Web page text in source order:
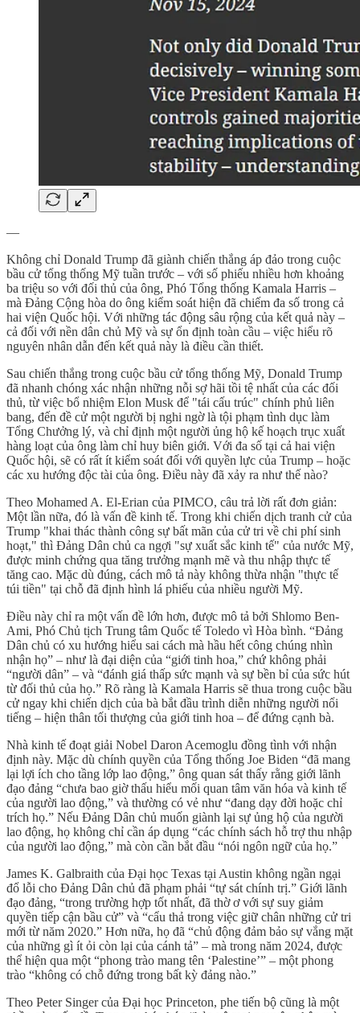
—
Không chỉ Donald Trump đã giành chiến thắng áp đảo trong cuộc
bầu cử tổng thống Mỹ tuần trước – với số phiếu nhiều hơn khoảng
ba triệu so với đối thủ của ông, Phó Tổng thống Kamala Harris –
mà Đảng Cộng hòa do ông kiểm soát hiện đã chiếm đa số trong cả
hai viện Quốc hội. Với những tác động sâu rộng của kết quả này –
cả đối với nền dân chủ Mỹ và sự ổn định toàn cầu – việc hiểu rõ
nguyên nhân dẫn đến kết quả này là điều cần thiết.
Sau chiến thắng trong cuộc bầu cử tổng thống Mỹ, Donald Trump
đã nhanh chóng xác nhận những nỗi sợ hãi tồi tệ nhất của các đối
thủ, từ việc bổ nhiệm Elon Musk để "tái cấu trúc" chính phủ liên
bang, đến đề cử một người bị nghi ngờ là tội phạm tình dục làm
Tổng Chưởng lý, và chỉ định một người ủng hộ kế hoạch trục xuất
hàng loạt của ông làm chỉ huy biên giới. Với đa số tại cả hai viện
Quốc hội, sẽ có rất ít kiểm soát đối với quyền lực của Trump – hoặc
các xu hướng độc tài của ông. Điều này đã xảy ra như thế nào?
Theo Mohamed A. El-Erian của PIMCO, câu trả lời rất đơn giản:
Một lần nữa, đó là vấn đề kinh tế. Trong khi chiến dịch tranh cử của
Trump "khai thác thành công sự bất mãn của cử tri về chi phí sinh
hoạt," thì Đảng Dân chủ ca ngợi "sự xuất sắc kinh tế" của nước Mỹ,
được minh chứng qua tăng trưởng mạnh mẽ và thu nhập thực tế
tăng cao. Mặc dù đúng, cách mô tả này không thừa nhận "thực tế
túi tiền" tại chỗ đã định hình lá phiếu của nhiều người Mỹ.
Điều này chỉ ra một vấn đề lớn hơn, được mô tả bởi Shlomo Ben-
Ami, Phó Chủ tịch Trung tâm Quốc tế Toledo vì Hòa bình. “Đảng
Dân chủ có xu hướng hiểu sai cách mà hầu hết công chúng nhìn
nhận họ” – như là đại diện của “giới tinh hoa,” chứ không phải
“người dân” – và “đánh giá thấp sức mạnh và sự bền bỉ của sức hút
từ đối thủ của họ.” Rõ ràng là Kamala Harris sẽ thua trong cuộc bầu
cử ngay khi chiến dịch của bà bắt đầu trình diễn những người nổi
tiếng – hiện thân tối thượng của giới tinh hoa – để đứng cạnh bà.
Nhà kinh tế đoạt giải Nobel Daron Acemoglu đồng tình với nhận
định này. Mặc dù chính quyền của Tổng thống Joe Biden “đã mang
lại lợi ích cho tầng lớp lao động,” ông quan sát thấy rằng giới lãnh
đạo đảng “chưa bao giờ thấu hiểu mối quan tâm văn hóa và kinh tế
của người lao động,” và thường có vẻ như “đang dạy đời hoặc chỉ
trích họ.” Nếu Đảng Dân chủ muốn giành lại sự ủng hộ của người
lao động, họ không chỉ cần áp dụng “các chính sách hỗ trợ thu nhập
của người lao động,” mà còn cần bắt đầu “nói ngôn ngữ của họ.”
James K. Galbraith của Đại học Texas tại Austin không ngần ngại
đổ lỗi cho Đảng Dân chủ đã phạm phải “tự sát chính trị.” Giới lãnh
đạo đảng, “trong trường hợp tốt nhất, đã thờ ơ với sự suy giảm
quyền tiếp cận bầu cử” và “cẩu thả trong việc giữ chân những cử tri
mới từ năm 2020.” Hơn nữa, họ đã “chủ động đảm bảo sự vắng mặt
của những gì ít ỏi còn lại của cánh tả” – mà trong năm 2024, được
thể hiện qua một “phong trào mang tên ‘Palestine’” – một phong
trào “không có chỗ đứng trong bất kỳ đảng nào.”
Theo Peter Singer của Đại học Princeton, phe tiến bộ cũng là một